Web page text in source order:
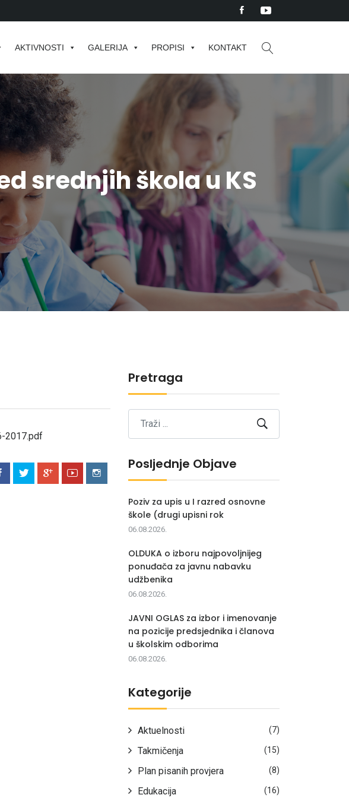
AKTIVNOSTI GALERIJA PROPISI KONTAKT
srednjih škola u KS
2017.pdf
Pretraga
Posljednje Objave
Poziv za upis u I razred osnovne
škole (drugi upisni rok
06.08.2026.
OLDUKA o izboru najpovoljnijeg
ponuđača za javnu nabavku
udžbenika
06.08.2026.
JAVNI OGLAS za izbor i imenovanje
na pozicije predsjednika i članova
u školskim odborima
06.08.2026.
Kategorije
Aktuelnosti (7)
Takmičenja (15)
Plan pisanih provjera (8)
Edukacija (16)